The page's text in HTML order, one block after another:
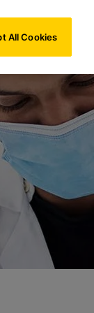
All Cookies